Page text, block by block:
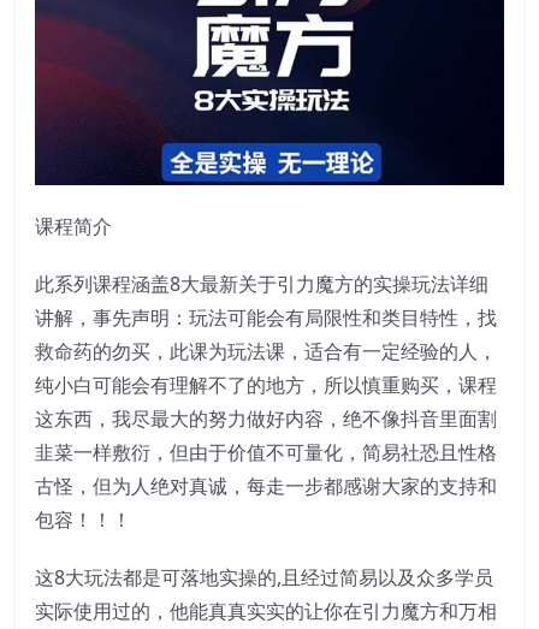
课程简介
此系列课程涵盖8大最新关于引力魔方的实操玩法详细
讲解，事先声明：玩法可能会有局限性和类目特性，找
救命药的勿买，此课为玩法课，适合有一定经验的人，
纯小白可能会有理解不了的地方，所以慎重购买，课程
这东西，我尽最大的努力做好内容，绝不像抖音里面割
韭菜一样敷衍，但由于价值不可量化，简易社恐且性格
古怪，但为人绝对真诚，每走一步都感谢大家的支持和
包容！！！
这8大玩法都是可落地实操的,且经过简易以及众多学员
实际使用过的，他能真真实实的让你在引力魔方和万相